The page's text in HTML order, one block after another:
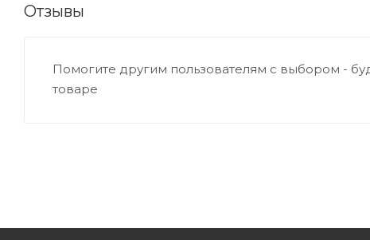
Отзывы
Помогите другим пользователям с выбором -
товаре